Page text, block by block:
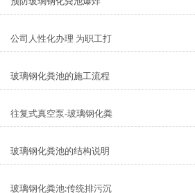
公司人性化办理 为职工打
玻璃钢化粪池的施工流程
往复式真空泵-玻璃钢化粪
玻璃钢化粪池的结构说明
玻璃钢化粪池:传统排污沉